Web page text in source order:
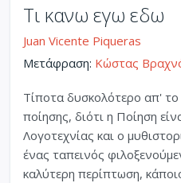
Τι κανω εγω εδω
Juan Vicente Piqueras
Μετάφραση: Κώστας
Τίποτα δυσκολότερο απ' το
ποίησης, διότι η Ποίηση
Λογοτεχνίας και ο
ένας ταπεινός
καλύτερη περίπτωση,